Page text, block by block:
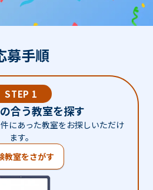
募手順
STEP 1
合う教室を探す
にあった教室をお探しいただけ
ます。
教室をさがす